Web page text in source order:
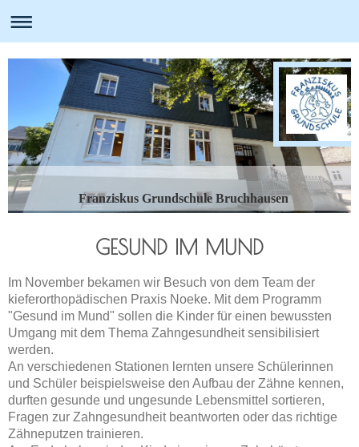
Franziskus Grundschule Bruchhausen
GESUND IM MUND
Im November bekamen wir Besuch von dem Team der
kieferorthopädischen Praxis Noeke. Mit dem Programm
"Gesund im Mund" sollen die Kinder für einen bewussten
Umgang mit dem Thema Zahngesundheit sensibilisiert
werden.
An verschiedenen Stationen lernten unsere Schülerinnen
und Schüler beispielsweise den Aufbau der Zähne kennen,
durften gesunde und ungesunde Lebensmittel sortieren,
Fragen zur Zahngesundheit beantworten oder das richtige
Zähneputzen trainieren.